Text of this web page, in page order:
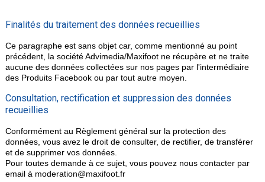
Finalités du traitement des données recueillies
Ce paragraphe est sans objet car, comme mentionné au point
précédent, la société Advimedia/Maxifoot ne récupère et ne traite
aucune des données collectées sur nos pages par l'intermédiaire
des Produits Facebook ou par tout autre moyen.
Consultation, rectification et suppression des données
recueillies
Conformément au Règlement général sur la protection des
données, vous avez le droit de consulter, de rectifier, de transférer
et de supprimer vos données.
Pour toutes demande à ce sujet, vous pouvez nous contacter par
email à moderation@maxifoot.fr